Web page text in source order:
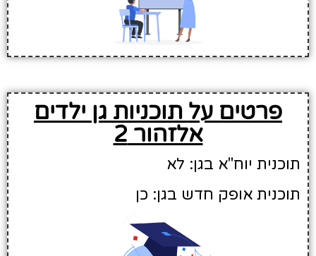
פרטים על תוכניות גן ילדים
אלזהור 2
תוכנית יוח"א בגן: לא
תוכנית אופק חדש בגן: כן